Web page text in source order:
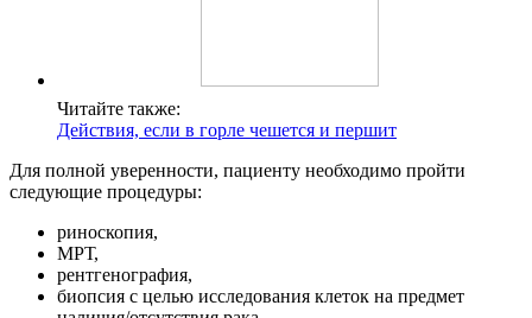
Читайте также:
Действия, если в горле чешется и першит
Для полной уверенности, пациенту необходимо пройти
следующие процедуры:
риноскопия,
МРТ,
рентгенография,
биопсия с целью исследования клеток на предмет